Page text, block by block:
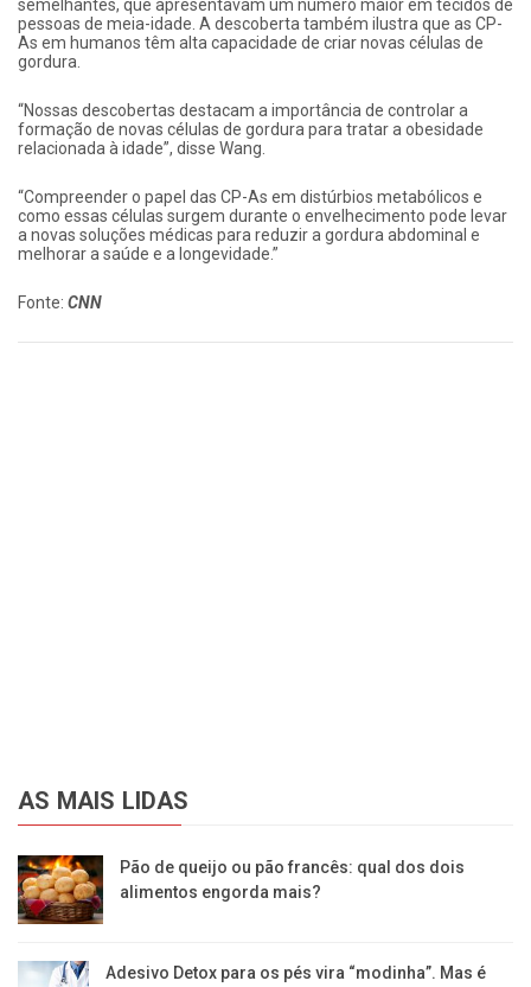
semelhantes, que apresentavam um número maior em tecidos de
pessoas de meia-idade. A descoberta também ilustra que as CP-
As em humanos têm alta capacidade de criar novas células de
gordura.
“Nossas descobertas destacam a importância de controlar a
formação de novas células de gordura para tratar a obesidade
relacionada à idade”, disse Wang.
“Compreender o papel das CP-As em distúrbios metabólicos e
como essas células surgem durante o envelhecimento pode levar
a novas soluções médicas para reduzir a gordura abdominal e
melhorar a saúde e a longevidade.”
Fonte: CNN
AS MAIS LIDAS
Pão de queijo ou pão francês: qual dos dois
alimentos engorda mais?
Adesivo Detox para os pés vira “modinha”. Mas é